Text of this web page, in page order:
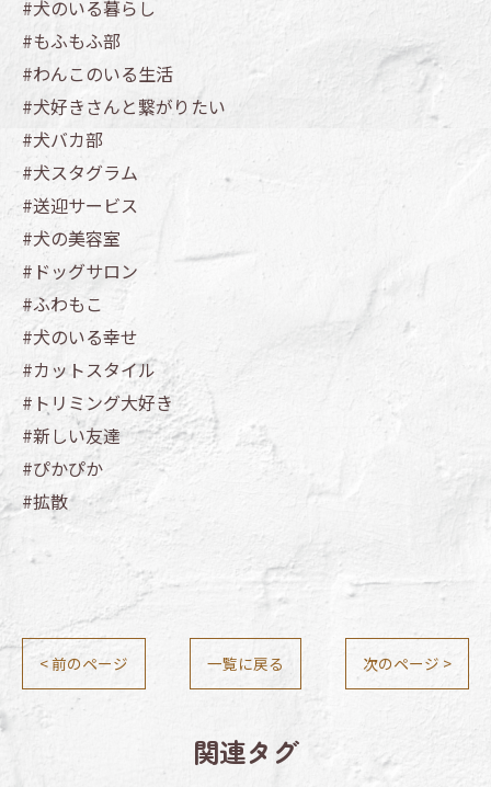
#犬のいる暮らし
#もふもふ部
#わんこのいる生活
#犬好きさんと繋がりたい
#犬バカ部
#犬スタグラム
#送迎サービス
#犬の美容室
#ドッグサロン
#ふわもこ
#犬のいる幸せ
#カットスタイル
#トリミング大好き
#新しい友達
#ぴかぴか
#拡散
< 前のページ 一覧に戻る 次のページ >
関連タグ